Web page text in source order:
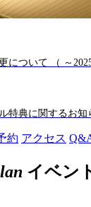
について （ ～2025
特典に関するお知
約 アクセス
イベン